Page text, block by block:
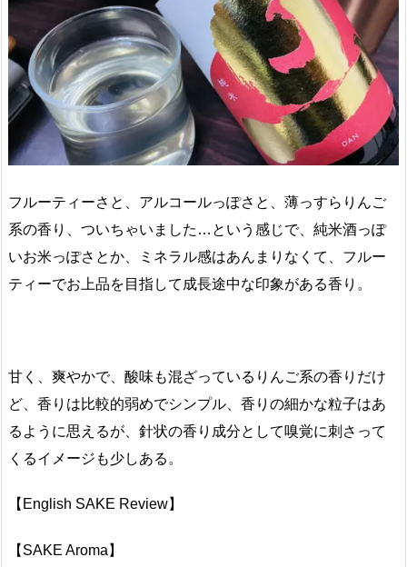
フルーティーさと、アルコールっぽさと、薄っすらりんご
系の香り、ついちゃいました…という感じで、純米酒っぽ
いお米っぽさとか、ミネラル感はあんまりなくて、フルー
ティーでお上品を目指して成長途中な印象がある香り。
甘く、爽やかで、酸味も混ざっているりんご系の香りだけ
ど、香りは比較的弱めでシンプル、香りの細かな粒子はあ
るように思えるが、針状の香り成分として嗅覚に刺さって
くるイメージも少しある。
【English SAKE Review】
【SAKE Aroma】